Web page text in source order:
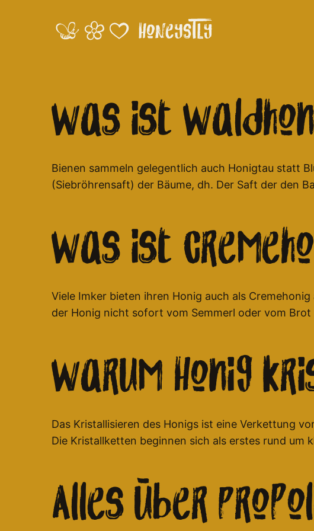
Was ist
Bienen sammeln gelegentlich auch Honigtau statt
(Siebröhrensaft) der Bäume, dh. Der Saft der den
Was ist
Viele Imker bieten ihren Honig auch als
der Honig nicht sofort vom Semmerl oder vom
Warum Honig
Das Kristallisieren des Honigs ist eine Verkettung
Die Kristallketten beginnen sich als erstes rund
Alles über